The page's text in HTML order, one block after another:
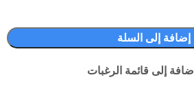
إضافة إلى السلة
إضافة إلى قائمة الرغبات